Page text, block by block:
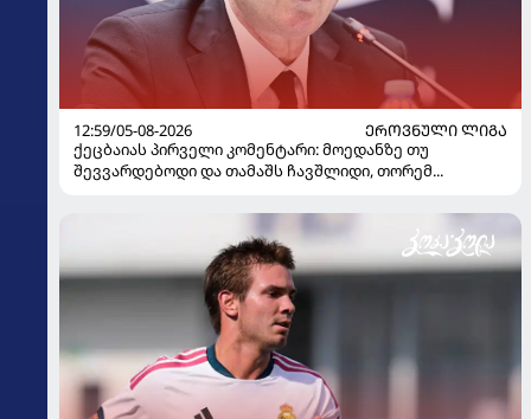
12:59/05-08-2026
ᲔᲠᲝᲕᲜᲣᲚᲘ ᲚᲘᲒᲐ
ქეცბაიას პირველი კომენტარი: მოედანზე თუ
შევვარდებოდი და თამაშს ჩავშლიდი, თორემ...